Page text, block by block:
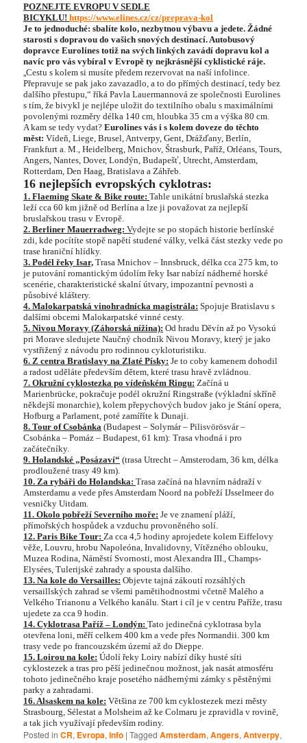
POZNEJTE EVROPU V SEDLE
BICYKLU!https://www.elines.cz/cz/preprava-kol
Je to jednoduché: sbalíte kolo, nezbytnou výbavu a jedete. Žádné
starosti s dopravou do vašich snových destinací. Autobusový
dopravce Eurolines totiž na svých linkých zavádí dopravu kol a
navíc pro vás vybíral v Evropě ty nejkrásnější cyklistické ráje.
„Cestu s kolem si musíte předem rezervovat na naší infolince.
Přepravuje se pak jako zavazadlo, a to do přímých destinací, tedy bez
dalšího přestupu,“ říká Pavla Lauermannová ze společnosti Eurolines
s tím, že bivykl je nejlépe uložit do textilního obalu s maximálními
povolenými rozměry délka 140 cm, hloubka 35 cm a výška 80 cm.
A kam se tedy vydat?Eurolines vás i s kolem doveze do těchto
měst: Vídeň, Liege, Brusel, Antverpy, Gent, Drážďany, Berlín,
Frankfurt a. M., Heidelberg, Mnichov, Štrasburk, Paříž, Orléans, Tours,
Angers, Nantes, Dover, Londýn, Budapešť, Utrecht, Amsterdam,
Rotterdam, Den Haag, Bratislava a Záhřeb.
16 nejlepších evropských cyklotras:
1. Flaeming Skate & Bike route:Tahle unikátní bruslařská stezka
leží cca 60 km jižně od Berlína a lze ji považovat za nejlepší
bruslařskou trasu v Evropě.
2. Berliner Mauerradweg:Vydejte se po stopách historie berlínské
zdi, kde pocítíte stopě napětí studené války, velká část stezky vede po
trase hraniční hlídky.
3. Podél řeky Isar, Trasa Mnichov – Innsbruck, délka cca 275 km, to
je putování romantickým údolím řeky Isar nabízí nádherné horské
scenérie, charakteristické skalní útvary, impozantní pevnosti a
působivé kláštery.
4. Malokarpatská vinohradnícka magistrála: Spojuje Bratislavu s
dalšími obcemi Malokarpatské vinné cesty.
5. Nivou Moravy (Záhorská nížina): Od hradu Děvín až po Vysokú
pri Morave sledujete Naučný chodník Nivou Moravy, který je jako
vystřižený z návodu pro rodinnou cykloturistiku.
6. Z centra Bratislavy na Zlaté Písky: Je to coby kamenem dohodil
a radost uděláte především dětem, které trasu hravě zvládnou.
7. Okružní cyklostezka po vídeňském Ringu: Začíná u
Marienbrücke, pokračuje podél okružní Ringstraße (výkladní skříně
někdejší monarchie), kolem přepychových budov jako je Stání opera,
Hofburg a Parlament, poté zamíříte k Dunaji.
8. Tour of Csobánka (Budapest – Solymár – Pilisvörösvár –
Csobánka – Pomáz – Budapest, 61 km): Trasa vhodná i pro
začátečníky.
9. Holandské „Posázaví“ (trasa Utrecht – Amsterodam, 36 km, délka
prodloužené trasy 49 km).
10. Za rybáři do Holandska:Trasa začíná na hlavním nádraží v
Amsterdamu a vede přes Amsterdam Noord na pobřeží IJsselmeer do
vesničky Uitdam.
11. Okolo pobřeží Severního moře: Je ve znamení pláží,
přímořských hospůdek a vzduchu provoněného solí.
12. Paris Bike Tour: Za cca 4,5 hodiny aprojedete kolem Eiffelovy
věže, Louvru, hrobu Napoleóna, Invalidovny, Vítězného oblouku,
Muzea Rodina, Náměstí Svornosti, most Alexandra III., Champs-
Elysées, Tulerijské zahrady a spousta dalšího.
13. Na kole do Versailles: Objevte tajná zákoutí rozsáhlých
versaillských zahrad se všemi pamětihodnostmi včetně Malého a
Velkého Trianonu a Velkého kanálu. Start i cíl je v centru Paříže, trasu
ujedete za cca 9 hodin.
14. Cyklotrasa Paříž – Londýn:Tato jedinečná cyklotrasa byla
otevřena loni, měří celkem 400 km a vede přes Normandii. 300 km
trasy vede po francouzském území až do Dieppe.
15. Loirou na kole: Údolí řeky Loiry nabízí díky husté síti
cyklostezek a tras pro pěší jedinečnou možnost, jak nasát atmosféru
tohoto jedinečného kraje posetého nádhernými zámky s pěstěnými
parky a zahradami.
16. Alsaskem na kole: Většina ze 700 km cyklostezek mezi městy
Strasbourg, Sélestat a Molsheim až ke Colmaru je zpravidla v rovině,
a tak jich využívají především rodiny.
Posted in CR, Evropa,info |Tagged Amsterdam,Angers,Antverpy,